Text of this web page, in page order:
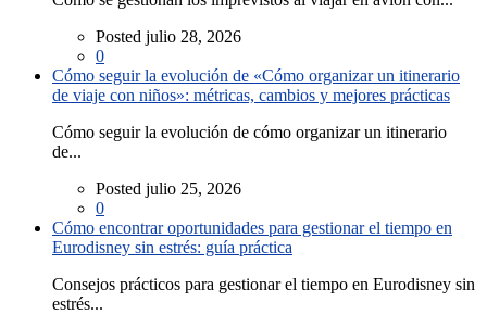
Posted julio 28, 2026
0
Cómo seguir la evolución de «Cómo organizar un itinerario
de viaje con niños»: métricas, cambios y mejores prácticas
Cómo seguir la evolución de cómo organizar un itinerario
de...
Posted julio 25, 2026
0
Cómo encontrar oportunidades para gestionar el tiempo en
Eurodisney sin estrés: guía práctica
Consejos prácticos para gestionar el tiempo en Eurodisney sin
estrés...